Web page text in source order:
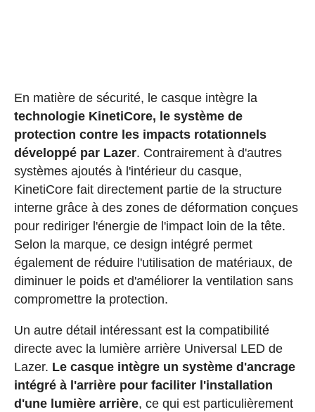
En matière de sécurité, le casque intègre la
technologie KinetiCore, le système de
protection contre les impacts rotationnels
développé par Lazer. Contrairement à d'autres
systèmes ajoutés à l'intérieur du casque,
KinetiCore fait directement partie de la structure
interne grâce à des zones de déformation conçues
pour rediriger l'énergie de l'impact loin de la tête.
Selon la marque, ce design intégré permet
également de réduire l'utilisation de matériaux, de
diminuer le poids et d'améliorer la ventilation sans
compromettre la protection.
Un autre détail intéressant est la compatibilité
directe avec la lumière arrière Universal LED de
Lazer. Le casque intègre un système d'ancrage
intégré à l'arrière pour faciliter l'installation
d'une lumière arrière, ce qui est particulièrement